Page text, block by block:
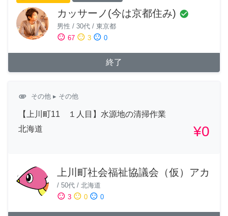
カッサーノ(今は京都住み) check_circle
男性 / 30代 / 東京都
sentiment_satisfied 67 sentiment_neutral 3 sentiment_dissatisfied 0
終了
attachment その他 ▸ その他
【上川町11 １人目】水源地の清掃作業
北海道
¥0
上川町社会福祉協議会（仮）アカ
/ 50代 / 北海道
sentiment_satisfied 3 sentiment_neutral 0 sentiment_dissatisfied 0